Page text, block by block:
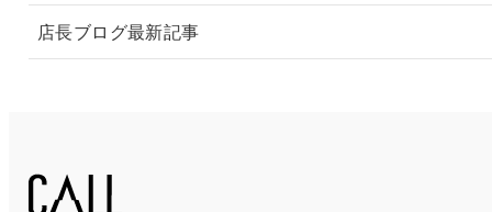
店長ブログ最新記事